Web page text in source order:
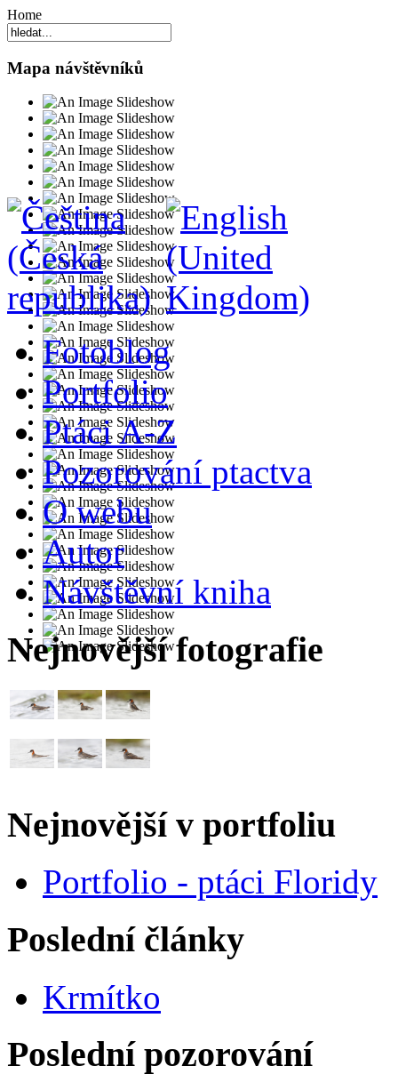
Home
Mapa návštěvníků
Fotoblog
Portfolio
Ptáci A-Z
Pozorování ptactva
O webu
Autor
Návštěvní kniha
Nejnovější fotografie
Nejnovější v portfoliu
Portfolio - ptáci Floridy
Poslední články
Krmítko
Poslední pozorování